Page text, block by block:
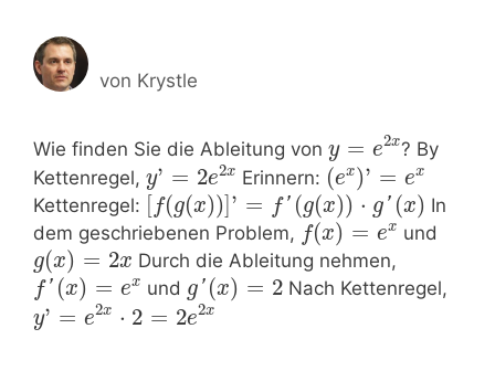
von Krystle
Wie finden Sie die Ableitung von y = e2x? By
Kettenregel, y’ = 2e2x Erinnern: (ex)’ = ex
Kettenregel: f(g(x)) ’ = f' (g(x)) ⋅ g ' (x) In
dem geschriebenen Problem, f(x) = ex und
g(x) = 2x Durch die Ableitung nehmen,
f' (x) = ex und g' (x) = 2 Nach Kettenregel,
y’ = e2x ⋅ 2 = 2e2x